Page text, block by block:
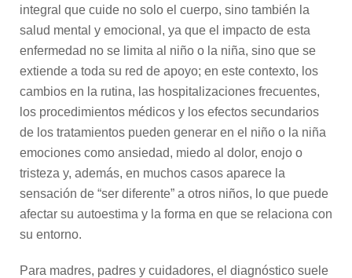
integral que cuide no solo el cuerpo, sino también la
salud mental y emocional, ya que el impacto de esta
enfermedad no se limita al niño o la niña, sino que se
extiende a toda su red de apoyo; en este contexto, los
cambios en la rutina, las hospitalizaciones frecuentes,
los procedimientos médicos y los efectos secundarios
de los tratamientos pueden generar en el niño o la niña
emociones como ansiedad, miedo al dolor, enojo o
tristeza y, además, en muchos casos aparece la
sensación de “ser diferente” a otros niños, lo que puede
afectar su autoestima y la forma en que se relaciona con
su entorno.
Para madres, padres y cuidadores, el diagnóstico suele